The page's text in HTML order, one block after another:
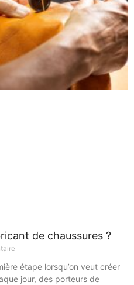
de chaussures ?
étape lorsqu’on veut créer
jour, des porteurs de